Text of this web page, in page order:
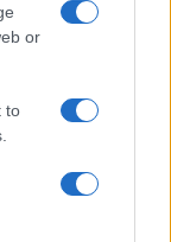
or
to